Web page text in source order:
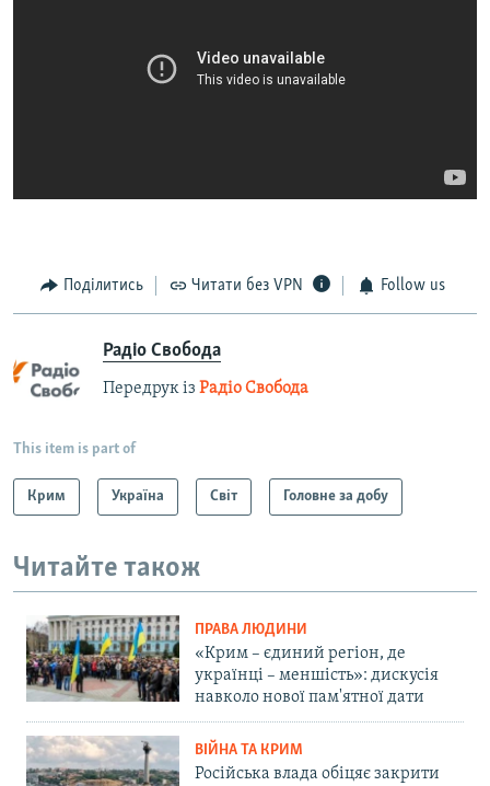
Поділитись Читати без VPN Follow us
Радіо Свобода
Передрук із Радіо Свобода
This item is part of
Крим Україна Світ Головне за добу
Читайте також
ПРАВА ЛЮДИНИ
«Крим – єдиний регіон, де
українці – меншість»: дискусія
навколо нової пам'ятної дати
ВІЙНА ТА КРИМ
Російська влада обіцяє закрити